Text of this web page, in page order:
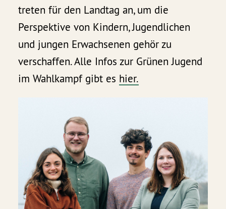
treten für den Landtag an, um die
Perspektive von Kindern, Jugendlichen
und jungen Erwachsenen gehör zu
verschaffen. Alle Infos zur Grünen Jugend
im Wahlkampf gibt es hier.